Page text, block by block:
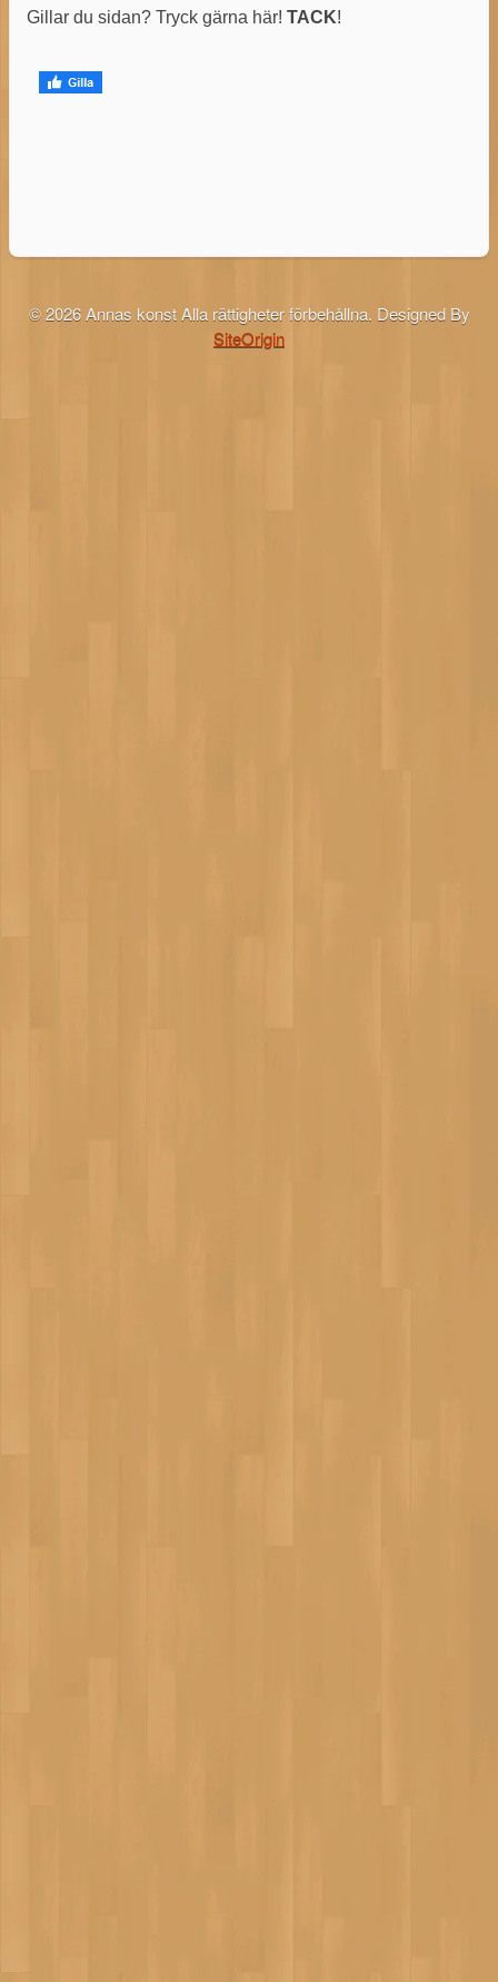
Gillar du sidan? Tryck gärna här! TACK!
© 2026 Annas konst Alla rättigheter förbehållna. Designed By
SiteOrigin